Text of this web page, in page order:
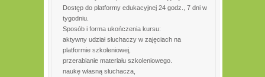
Dostęp do platformy edukacyjnej 24 godz., 7 dni w
tygodniu.
Sposób i forma ukończenia kursu:
aktywny udział słuchaczy w zajęciach na
platformie szkoleniowej,
przerabianie materiału szkoleniowego.
naukę własną słuchacza,